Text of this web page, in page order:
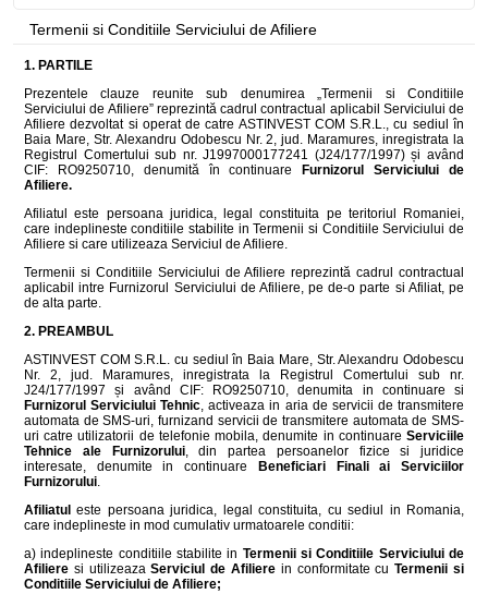
Termenii si Conditiile Serviciului de Afiliere
1. PARTILE
Prezentele clauze reunite sub denumirea „Termenii si Conditiile
Serviciului de Afiliere” reprezintă cadrul contractual aplicabil Serviciului de
Afiliere dezvoltat si operat de catre ASTINVEST COM S.R.L., cu sediul în
Baia Mare, Str. Alexandru Odobescu Nr. 2, jud. Maramures, inregistrata la
Registrul Comertului sub nr. J1997000177241 (J24/177/1997) și având
CIF: RO9250710, denumită în continuare
Furnizorul Serviciului de
Afiliere.
Afiliatul este persoana juridica, legal constituita pe teritoriul Romaniei,
care indeplineste conditiile stabilite in Termenii si Conditiile Serviciului de
Afiliere si care utilizeaza Serviciul de Afiliere.
Termenii si Conditiile Serviciului de Afiliere reprezintă cadrul contractual
aplicabil intre Furnizorul Serviciului de Afiliere, pe de-o parte si Afiliat, pe
de alta parte.
2. PREAMBUL
ASTINVEST COM S.R.L. cu sediul în Baia Mare, Str. Alexandru Odobescu
Nr. 2, jud. Maramures, inregistrata la Registrul Comertului sub nr.
J24/177/1997 și având CIF: RO9250710, denumita in continuare si
Furnizorul Serviciului Tehnic, activeaza in aria de servicii de transmitere
automata de SMS-uri, furnizand servicii de transmitere automata de SMS-
uri catre utilizatorii de telefonie mobila, denumite in continuare Serviciile
Tehnice ale Furnizorului, din partea persoanelor fizice si juridice
interesate, denumite in continuare
Beneficiari Finali ai Serviciilor
Furnizorului.
Afiliatul este persoana juridica, legal constituita, cu sediul in Romania,
care indeplineste in mod cumulativ urmatoarele conditii:
a) indeplineste conditiile stabilite in Termenii si Conditiile Serviciului de
Afiliere si utilizeazaServiciul de Afiliere in conformitate cuTermenii si
Conditiile Serviciului de Afiliere;